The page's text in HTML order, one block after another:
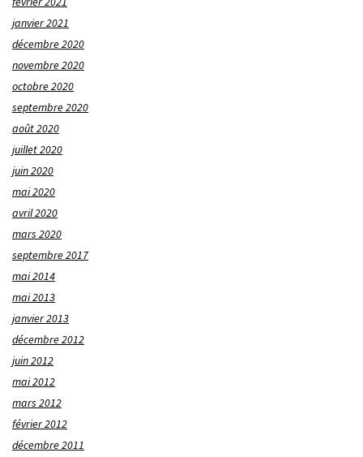
janvier 2021
décembre 2020
novembre 2020
octobre 2020
septembre 2020
août 2020
juillet 2020
juin 2020
mai 2020
avril 2020
mars 2020
septembre 2017
mai 2014
mai 2013
janvier 2013
décembre 2012
juin 2012
mai 2012
mars 2012
février 2012
décembre 2011